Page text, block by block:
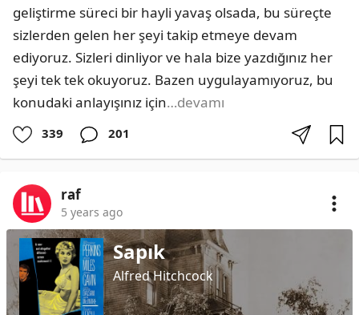
geliştirme süreci bir hayli yavaş olsada, bu süreçte
sizlerden gelen her şeyi takip etmeye devam
ediyoruz. Sizleri dinliyor ve hala bize yazdığınız her
şeyi tek tek okuyoruz. Bazen uygulayamıyoruz, bu
konudaki anlayışınız için…devamı
339 201
raf
5 years ago
Sapık
Alfred Hitchcock